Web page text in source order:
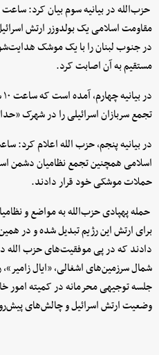
مقاومت اسلامی یک بولدوزر ارتش
در جنوب لبنان را با یک موشک
مستقیم به آن اصابت کرد.
تجمع سربازان اسرائیلی را در شهرک
اسلامی همچنین تجمع نظامیان دشمن
حملات موشکی خود قرار دادند.
حمله پهپادی حزب‌الله به مواضع و
برای ارتش این رژیم تبدیل شده و در
دادند که در پی موفقیت‌های حزب الله
شمال سرزمین‌های اشغالی، «ایال
جلسه توجیهی محرمانه در کمیته امور
وضعیت ارتش اسرائیل و چالش‌های